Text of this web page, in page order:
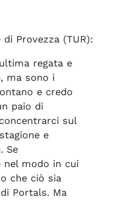
Provezza (TUR):
regata e
ma sono i
e credo
paio di
sul
e
Se
nel modo in cui
che ciò sia
Portals. Ma